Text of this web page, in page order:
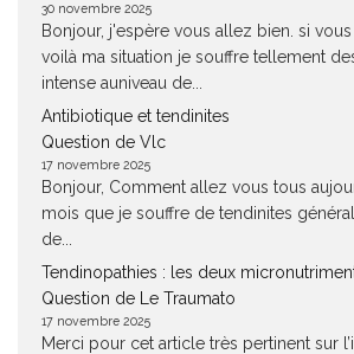
30 novembre 2025
Bonjour, j'espère vous allez bien. si
voilà ma situation je souffre tellement
intense auniveau de...
Antibiotique et tendinites
Question de Vlc
17 novembre 2025
Bonjour, Comment allez vous tous
mois que je souffre de tendinites
de...
Tendinopathies : les deux
Question de Le Traumato
17 novembre 2025
Merci pour cet article très pertinent sur